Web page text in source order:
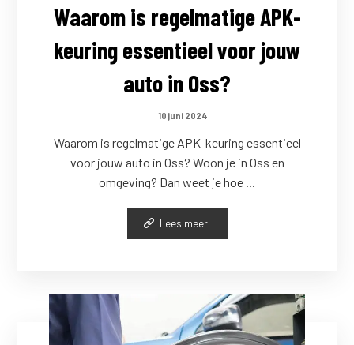
Waarom is regelmatige APK-
keuring essentieel voor jouw
auto in Oss?
10 juni 2024
Waarom is regelmatige APK-keuring essentieel
voor jouw auto in Oss? Woon je in Oss en
omgeving? Dan weet je hoe ...
Lees meer